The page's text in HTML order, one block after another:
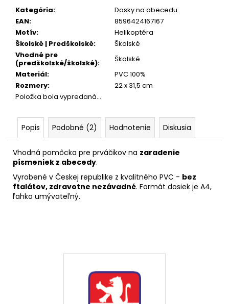
Kategória:
Dosky na abecedu
EAN:
8596424167167
Motív:
Helikoptéra
Školské | Predškolské:
Školské
Vhodné pre
(predškolské/školské):
Školské
Materiál:
PVC 100%
Rozmery:
22 x 31,5 cm
Položka bola vypredaná…
Popis Podobné (2) Hodnotenie Diskusia
Vhodná pomôcka pre prváčikov na zaradenie
písmeniek z abecedy.
Vyrobené v Českej republike z kvalitného PVC - bez
ftalátov, zdravotne nezávadné. Formát dosiek je A4,
ľahko umývateľný.
m
e
BOX
NA
ZOŠITY
A4
JUMBO
AUTO
5,96